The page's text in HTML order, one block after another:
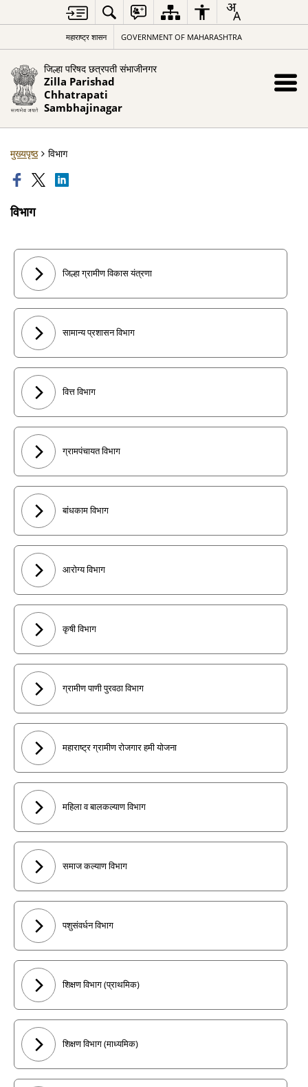
महाराष्ट्र शासन GOVERNMENT OF MAHARASHTRA
जिल्हा परिषद छत्रपती संभाजीनगर
Zilla Parishad
Chhatrapati
Sambhajinagar
मुख्यपृष्ठ विभाग
विभाग
जिल्हा ग्रामीण विकास यंत्रणा
सामान्य प्रशासन विभाग
वित्त विभाग
ग्रामपंचायत विभाग
बांधकाम विभाग
आरोग्य विभाग
कृषी विभाग
ग्रामीण पाणी पुरवठा विभाग
महाराष्ट्र ग्रामीण रोजगार हमी योजना
महिला व बालकल्याण विभाग
समाज कल्याण विभाग
पशुसंवर्धन विभाग
शिक्षण विभाग (प्राथमिक)
शिक्षण विभाग (माध्यमिक)